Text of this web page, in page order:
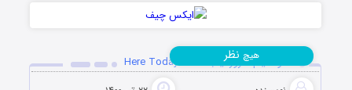
دانلود فیلم امروز اینجا Here Today 2021
هیچ نظر